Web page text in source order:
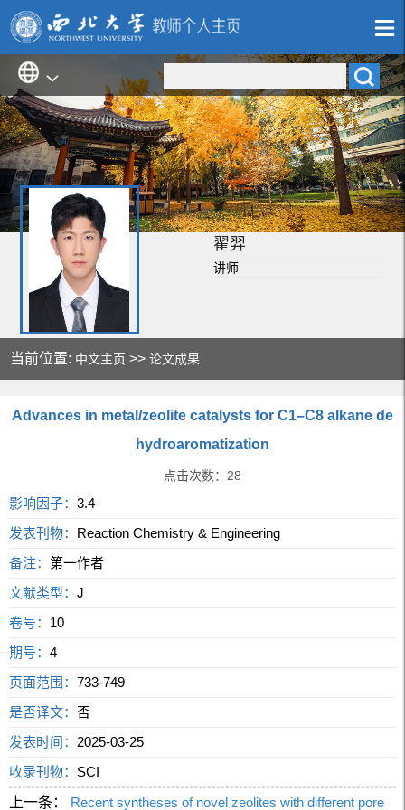
翟羿
讲师
当前位置: 中文主页 >>论文成果
Advances in metal/zeolite catalysts for C1–C8 alkane de
hydroaromatization
点击次数： 28
影响因子：3.4
发表刊物： Reaction Chemistry & Engineering
备注： 第一作者
文献类型：J
卷号： 10
期号：4
页面范围：733-749
是否译文：否
发表时间： 2025-03-25
收录刊物： SCI
上一条：
Recent syntheses of novel zeolites with different pore